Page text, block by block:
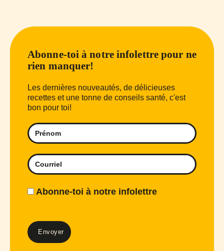
Abonne-toi à notre infolettre pour ne
rien manquer!
Les dernières nouveautés, de délicieuses
recettes et une tonne de conseils santé, c'est
bon pour toi!
Abonne-toi à notre infolettre